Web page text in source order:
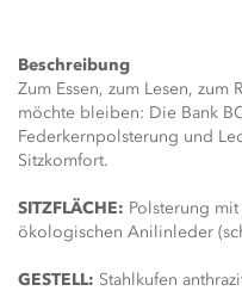
Beschreibung
Zum Essen, zum Lesen,
möchte bleiben: Die Bank
Federkernpolsterung und
Sitzkomfort.
SITZFLÄCHE: Polsterung
ökologischen Anilinleder
GESTELL: Stahlkufen